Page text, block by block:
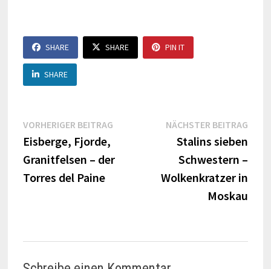
SHARE SHARE PIN IT
SHARE
Beitragsnavigation
VORHERIGER BEITRAGVorheriger
Eisberge, Fjorde,
Granitfelsen – der
Torres del Paine
NÄCHSTER BEITRAG
Stalins sieben
Schwestern –
Wolkenkratzer in
Moskau